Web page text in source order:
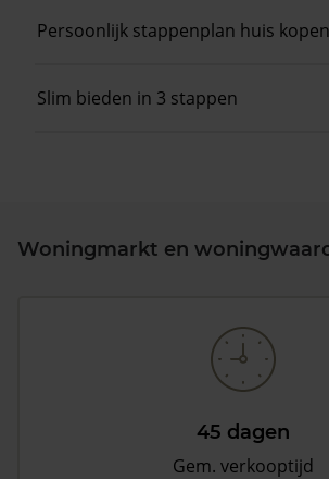
Persoonlijk stappenplan huis kopen
Slim bieden in 3 stappen
Woningmarkt en
45 dagen
Gem. verkooptijd